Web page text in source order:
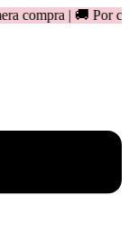
Por compras